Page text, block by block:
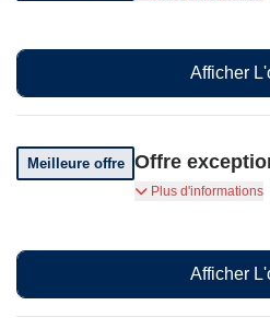
Afficher
Meilleure offre Offre
Bénéficiez de
Plus d'informations
Afficher